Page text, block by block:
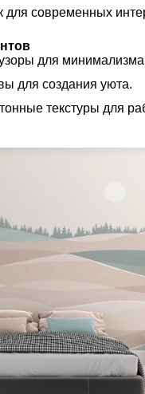
для современных
для
для создания уюта.
текстуры для